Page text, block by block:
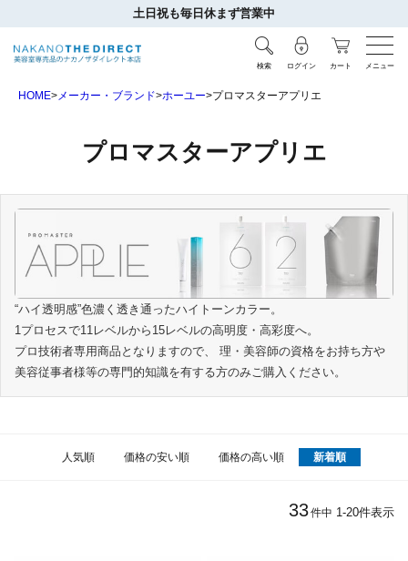
土日祝も毎日休まず営業中
検索 ログイン カート メニュー
HOME メーカー・ブランド ホーユー プロマスターアプリエ
プロマスターアプリエ
“ハイ透明感”色濃く透き通ったハイトーンカラー。
1プロセスで11レベルから15レベルの高明度・高彩度へ。
プロ技術者専用商品となりますので、 理・美容師の資格をお持ち方や
美容従事者様等の専門的知識を有する方のみご購入ください。
人気順 価格の安い順 価格の高い順 新着順
33件中 1 -20件表示